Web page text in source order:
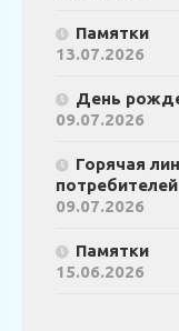
Памятки
13.07.2026
День
09.07.2026
Горячая
потребителей
09.07.2026
Памятки
15.06.2026